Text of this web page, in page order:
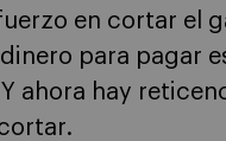
en cortar el
para pagar
ahora hay